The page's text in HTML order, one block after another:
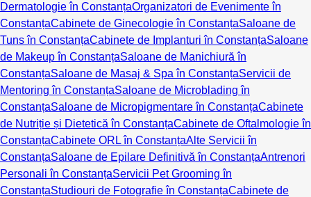
Dermatologie în ConstanțaOrganizatori de Evenimente în
ConstanțaCabinete de Ginecologie în ConstanțaSaloane de
Tuns în ConstanțaCabinete de Implanturi în ConstanțaSaloane
de Makeup în ConstanțaSaloane de Manichiură în
ConstanțaSaloane de Masaj & Spa în ConstanțaServicii de
Mentoring în ConstanțaSaloane de Microblading în
ConstanțaSaloane de Micropigmentare în ConstanțaCabinete
de Nutriție și Dietetică în ConstanțaCabinete de Oftalmologie în
ConstanțaCabinete ORL în ConstanțaAlte Servicii în
ConstanțaSaloane de Epilare Definitivă în ConstanțaAntrenori
Personali în ConstanțaServicii Pet Grooming în
ConstanțaStudiouri de Fotografie în ConstanțaCabinete de